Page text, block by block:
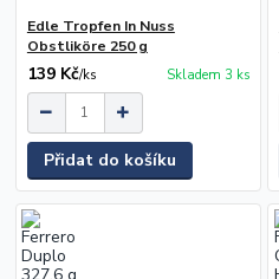
Edle Tropfen In Nuss
Obstliköre 250 g
139 Kč/ks Skladem 3 ks
Přidat do košíku